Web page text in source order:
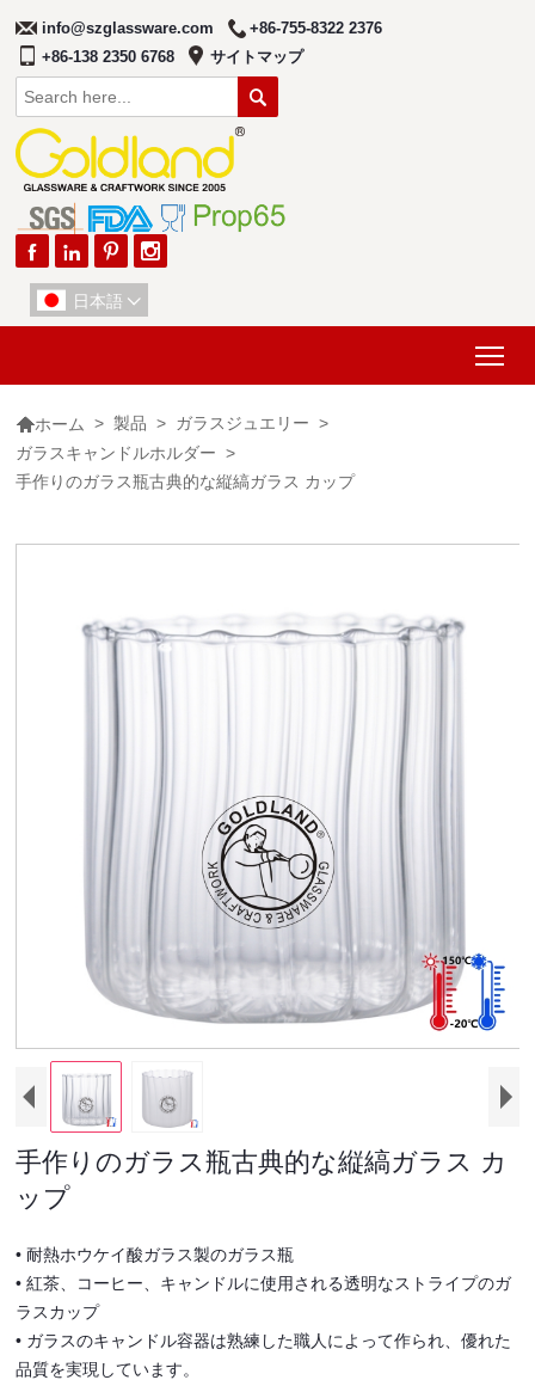
info@szglassware.com
+86-755-8322 2376
+86-138 2350 6768
サイトマップ

   
日本語 
ホーム > 製品 > ガラスジュエリー >
ガラスキャンドルホルダー >
手作りのガラス瓶古典的な縦縞ガラス カップ
手作りのガラス瓶古典的な縦縞ガラス カ
ップ
• 耐熱ホウケイ酸ガラス製のガラス瓶
• 紅茶、コーヒー、キャンドルに使用される透明なストライプのガ
ラスカップ
• ガラスのキャンドル容器は熟練した職人によって作られ、優れた
品質を実現しています。